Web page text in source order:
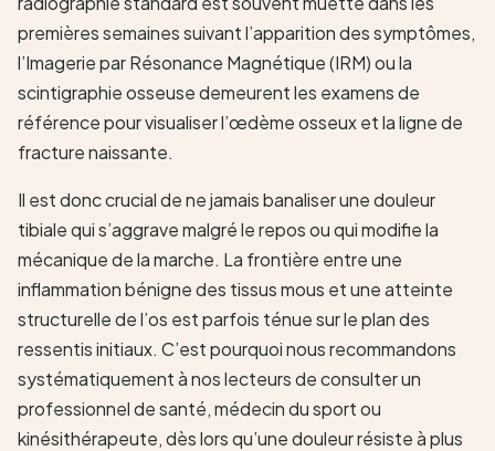
premières semaines suivant l’apparition des symptômes,
l’Imagerie par Résonance Magnétique (IRM) ou la
scintigraphie osseuse demeurent les examens de
référence pour visualiser l’œdème osseux et la ligne de
fracture naissante.
Il est donc crucial de ne jamais banaliser une douleur
tibiale qui s’aggrave malgré le repos ou qui modifie la
mécanique de la marche. La frontière entre une
inflammation bénigne des tissus mous et une atteinte
structurelle de l’os est parfois ténue sur le plan des
ressentis initiaux. C’est pourquoi nous recommandons
systématiquement à nos lecteurs de consulter un
professionnel de santé, médecin du sport ou
kinésithérapeute, dès lors qu’une douleur résiste à plus